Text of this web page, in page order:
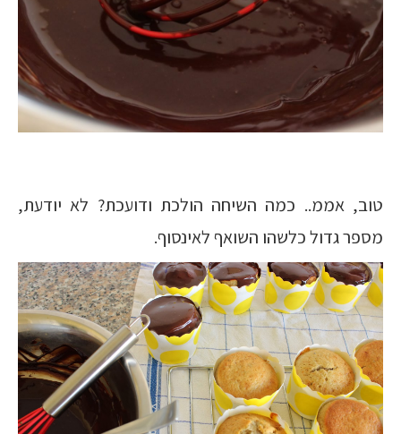
טוב, אממ.. כמה השיחה הולכת ודועכת? לא יודעת,
מספר גדול כלשהו השואף לאינסוף.